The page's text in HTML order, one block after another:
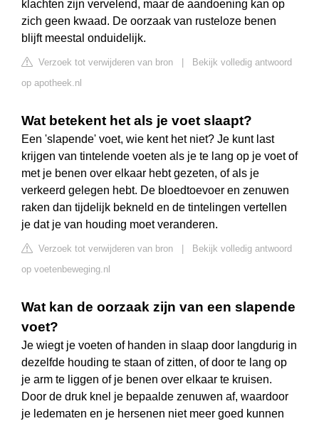
klachten zijn vervelend, maar de aandoening kan op
zich geen kwaad. De oorzaak van rusteloze benen
blijft meestal onduidelijk.
Verzoek tot verwijderen van bron
Bekijk volledig antwoord
op apotheek.nl
Wat betekent het als je voet slaapt?
Een 'slapende' voet, wie kent het niet? Je kunt last
krijgen van tintelende voeten als je te lang op je voet of
met je benen over elkaar hebt gezeten, of als je
verkeerd gelegen hebt. De bloedtoevoer en zenuwen
raken dan tijdelijk bekneld en de tintelingen vertellen
je dat je van houding moet veranderen.
Verzoek tot verwijderen van bron
Bekijk volledig antwoord
op voetenbeweging.nl
Wat kan de oorzaak zijn van een slapende
voet?
Je wiegt je voeten of handen in slaap door langdurig in
dezelfde houding te staan of zitten, of door te lang op
je arm te liggen of je benen over elkaar te kruisen.
Door de druk knel je bepaalde zenuwen af, waardoor
je ledematen en je hersenen niet meer goed kunnen